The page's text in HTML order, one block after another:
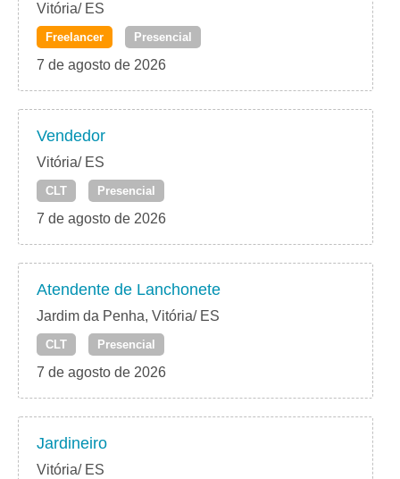
Vitória/ ES
Freelancer Presencial
7 de agosto de 2026
Vendedor
Vitória/ ES
CLT Presencial
7 de agosto de 2026
Atendente de Lanchonete
Jardim da Penha, Vitória/ ES
CLT Presencial
7 de agosto de 2026
Jardineiro
Vitória/ ES